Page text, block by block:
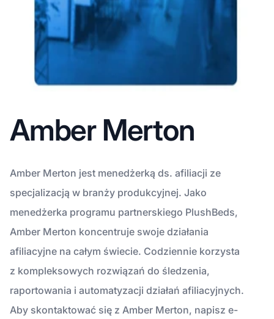
Amber Merton
Amber Merton jest menedżerką ds. afiliacji ze
specjalizacją w branży produkcyjnej. Jako
menedżerka programu partnerskiego PlushBeds,
Amber Merton koncentruje swoje działania
afiliacyjne na całym świecie. Codziennie korzysta
z kompleksowych rozwiązań do śledzenia,
raportowania i automatyzacji działań afiliacyjnych.
Aby skontaktować się z Amber Merton, napisz e-